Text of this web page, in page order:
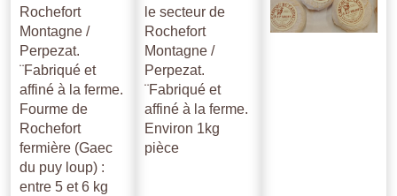
Rochefort
Montagne /
Perpezat.
¨Fabriqué et
affiné à la ferme.
Fourme de
Rochefort
fermière (Gaec
du puy loup) :
entre 5 et 6 kg
le secteur de
Rochefort
Montagne /
Perpezat.
¨Fabriqué et
affiné à la ferme.
Environ 1kg
pièce